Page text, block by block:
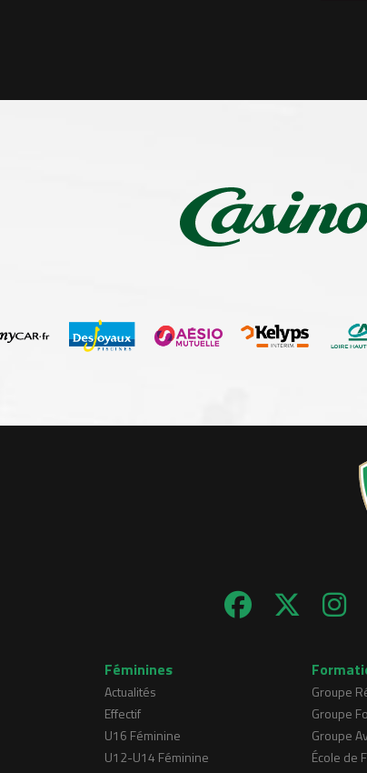
Féminines
Actualités
Effectif
U16 Féminine
U12-U14 Féminine
Groupe
Groupe
Groupe
École de